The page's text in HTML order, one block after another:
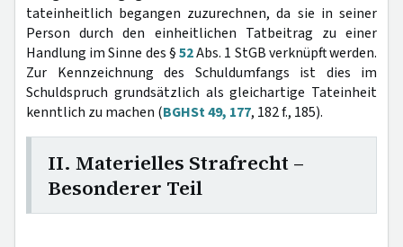
tateinheitlich begangen zuzurechnen, da sie in seiner
Person durch den einheitlichen Tatbeitrag zu einer
Handlung im Sinne des §52Abs. 1 StGB verknüpft werden.
Zur Kennzeichnung des Schuldumfangs ist dies im
Schuldspruch grundsätzlich als gleichartige Tateinheit
kenntlich zu machen (BGHSt 49, 177, 182 f., 185).
II. Materielles Strafrecht –
Besonderer Teil